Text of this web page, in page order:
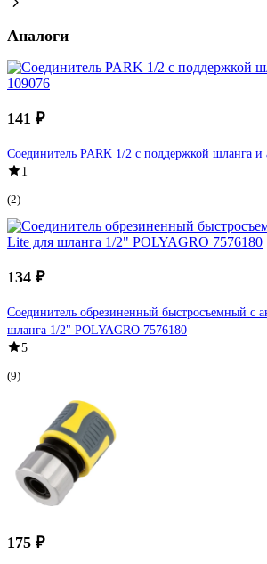
Аналоги
141 ₽
Соединитель PARK 1/2 с поддержкой шланга и
1
(2)
134 ₽
Соединитель обрезиненный быстросъемный с
шланга 1/2" POLYAGRO 7576180
5
(9)
175 ₽